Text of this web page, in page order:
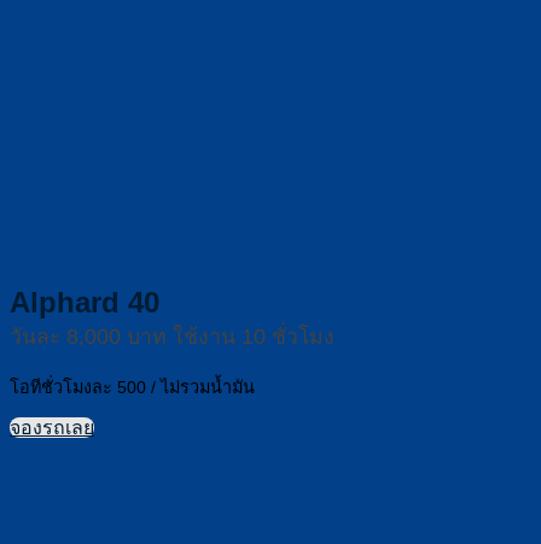
Alphard 40
วันละ 8,000 บาท ใช้งาน 10 ชั่วโมง
โอทีชั่วโมงละ 500 / ไม่รวมน้ำมัน
จองรถเลย